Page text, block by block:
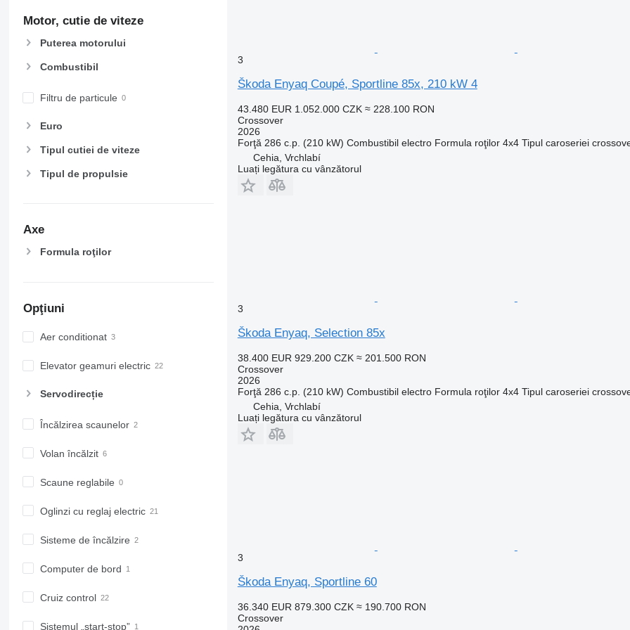
Motor, cutie de viteze
Puterea motorului
Combustibil
Filtru de particule
Euro
Tipul cutiei de viteze
Tipul de propulsie
Axe
Formula roţilor
Opţiuni
Aer conditionat
Elevator geamuri electric
Servodirecție
Încălzirea scaunelor
Volan încălzit
Scaune reglabile
Oglinzi cu reglaj electric
Sisteme de încălzire
Computer de bord
Cruiz control
Sistemul „start-stop”
3
Škoda Enyaq Coupé, Sportline 85x, 210 kW 4
43.480 EUR 1.052.000 CZK ≈ 228.100 RON
Crossover
2026
Forţă 286 c.p. (210 kW) Combustibil electro Formula roţilor 4x4 Tipul caroseriei
Cehia, Vrchlabí
Luați legătura cu vânzătorul
3
Škoda Enyaq, Selection 85x
38.400 EUR 929.200 CZK ≈ 201.500 RON
Crossover
2026
Forţă 286 c.p. (210 kW) Combustibil electro Formula roţilor 4x4 Tipul caroseriei
Cehia, Vrchlabí
Luați legătura cu vânzătorul
3
Škoda Enyaq, Sportline 60
36.340 EUR 879.300 CZK ≈ 190.700 RON
Crossover